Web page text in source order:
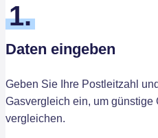
1.
Daten eingeben
Geben Sie Ihre Postleitzahl
Gasvergleich ein, um günstige
vergleichen.